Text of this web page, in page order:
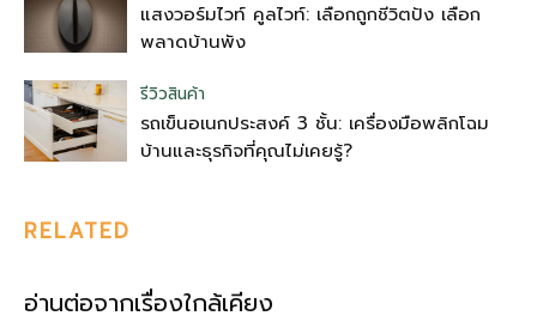
แสงวอร์มไวท์ คูลไวท์: เลือกถูกชีวิตปัง เลือก
พลาดบ้านพัง
รีวิวสินค้า
รถเข็นอเนกประสงค์ 3 ชั้น: เครื่องมือพลิกโฉม
บ้านและธุรกิจที่คุณไม่เคยรู้?
RELATED
อ่านต่อจากเรื่องใกล้เคียง